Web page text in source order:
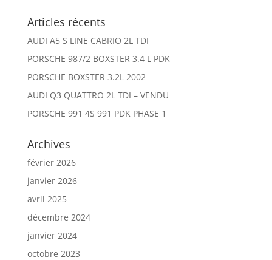
Articles récents
AUDI A5 S LINE CABRIO 2L TDI
PORSCHE 987/2 BOXSTER 3.4 L PDK
PORSCHE BOXSTER 3.2L 2002
AUDI Q3 QUATTRO 2L TDI – VENDU
PORSCHE 991 4S 991 PDK PHASE 1
Archives
février 2026
janvier 2026
avril 2025
décembre 2024
janvier 2024
octobre 2023